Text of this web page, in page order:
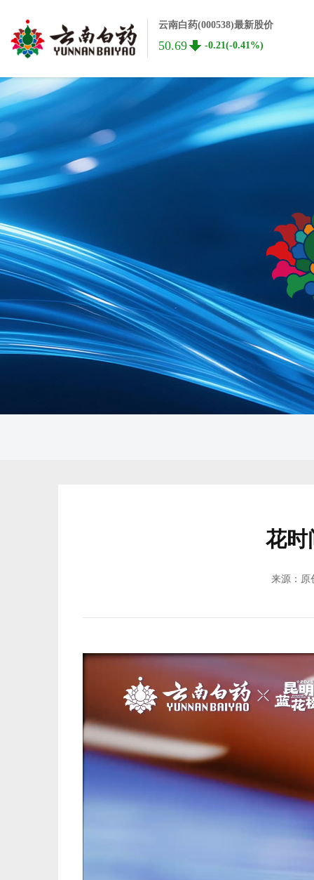
云南白药(000538)最新股价
50.69 -0.21(-0.41%)
花时
来源：